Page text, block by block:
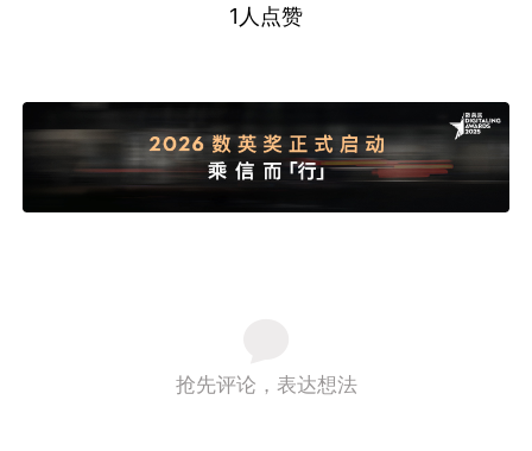
1 人点赞
抢先评论，表达想法